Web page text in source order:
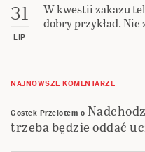
31
LIP
W kwestii zakazu
dobry przykład. Nic
NAJNOWSZE KOMENTARZE
Gostek Przelotem o
trzeba będzie oddać